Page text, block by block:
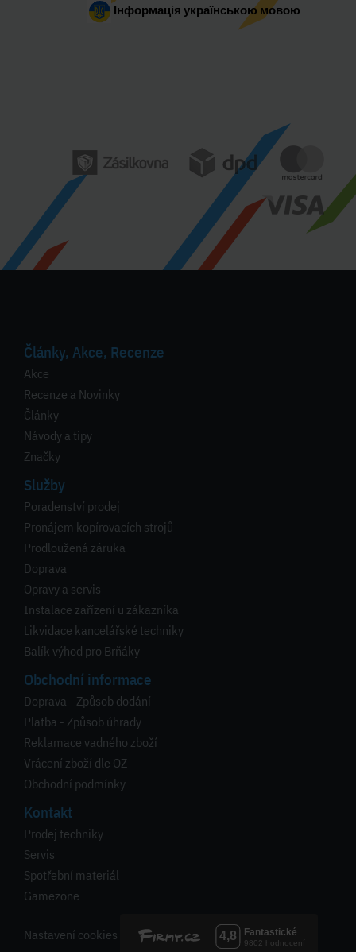
Інформація українською мовою
Články, Akce, Recenze
Akce
Recenze a Novinky
Články
Návody a tipy
Značky
Služby
Poradenství prodej
Pronájem kopírovacích strojů
Prodloužená záruka
Doprava
Opravy a servis
Instalace zařízení u zákazníka
Likvidace kancelářské techniky
Balík výhod pro Brňáky
Obchodní informace
Doprava - Způsob dodání
Platba - Způsob úhrady
Reklamace vadného zboží
Vrácení zboží dle OZ
Obchodní podmínky
Kontakt
Prodej techniky
Servis
Spotřební materiál
Gamezone
Nastavení cookies